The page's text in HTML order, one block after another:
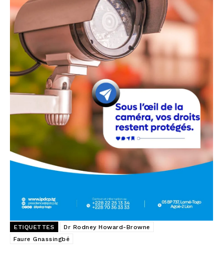
ETIQUETTES
Dr Rodney Howard-Browne
Faure Gnassingbé